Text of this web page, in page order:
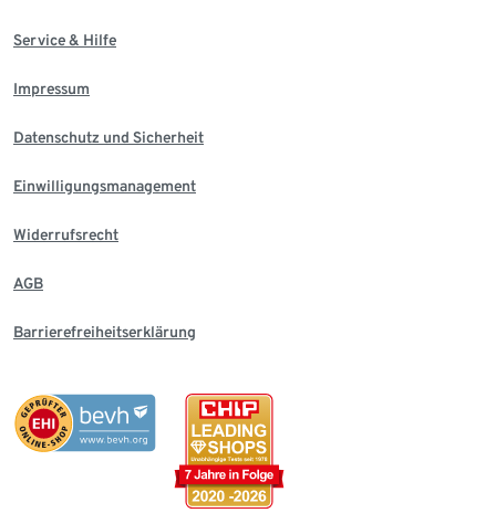
Service & Hilfe
Impressum
Datenschutz und Sicherheit
Einwilligungsmanagement
Widerrufsrecht
AGB
Barrierefreiheitserklärung